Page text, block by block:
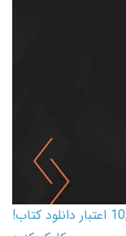
کارت اعتباری کتاب دانلود با 10,000,000 اعتبار دانلود کتاب!